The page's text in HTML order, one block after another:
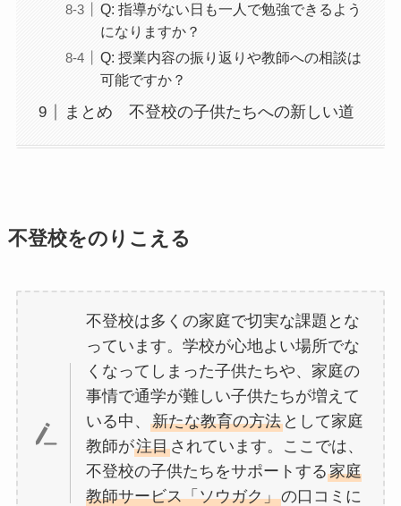
Q: 指導がない日も一人で勉強できるよう
になりますか？
Q: 授業内容の振り返りや教師への相談は
可能ですか？
まとめ 不登校の子供たちへの新しい道
不登校をのりこえる
不登校は多くの家庭で切実な課題とな
っています。学校が心地よい場所でな
くなってしまった子供たちや、家庭の
事情で通学が難しい子供たちが増えて
いる中、新たな教育の方法 として家庭
教師が注目されています。ここでは、
不登校の子供たちをサポートする家庭
教師サービス「ソウガク」の口コミに